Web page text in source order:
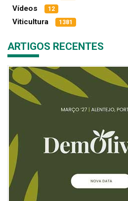
Vídeos 12
Viticultura 1381
ARTIGOS RECENTES